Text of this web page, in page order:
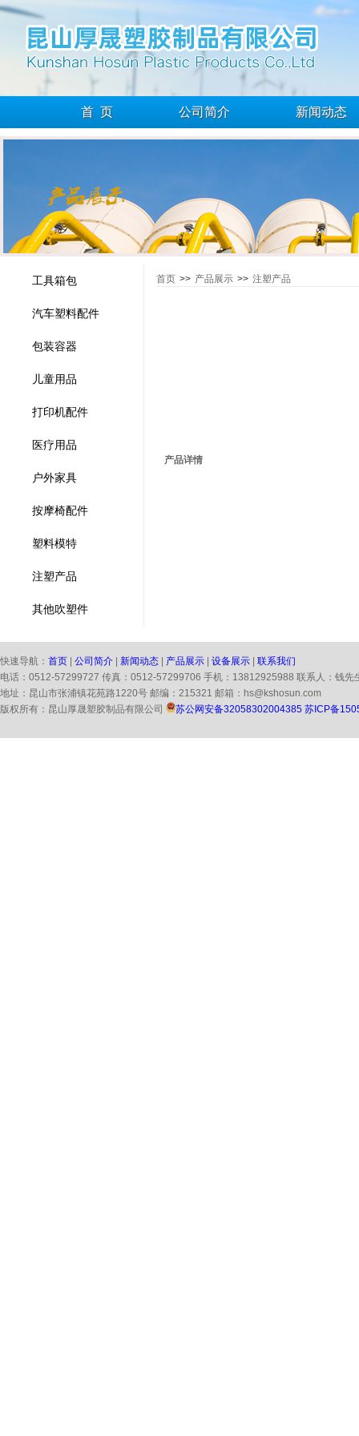
首 页 公司简介 新闻动态
工具箱包
汽车塑料配件
包装容器
儿童用品
打印机配件
医疗用品
户外家具
按摩椅配件
塑料模特
注塑产品
其他吹塑件
首页 >> 产品展示 >> 注塑产品
产品详情
快速导航： 首页 公司简介 新闻动态 产品展示 设备展示
联系我们
电话：0512-57299727 传真：0512-57299706 手机：13812925988 联系人：钱先
地址：昆山市张浦镇花苑路1220号 邮编：215321 邮箱：hs@kshosun.com
版权所有：昆山厚晟塑胶制品有限公司
苏公网安备32058302004385 苏ICP备